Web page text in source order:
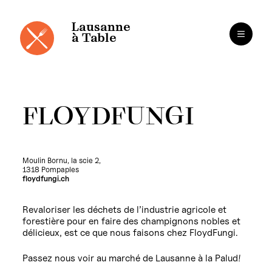
contenu
Lausanne
à Table
FLOYDFUNGI
Moulin Bornu, la scie 2,
1318 Pompaples
floydfungi.ch
Revaloriser les déchets de l’industrie agricole et
forestière pour en faire des champignons nobles et
délicieux, est ce que nous faisons chez FloydFungi.
Passez nous voir au marché de Lausanne à la Palud!